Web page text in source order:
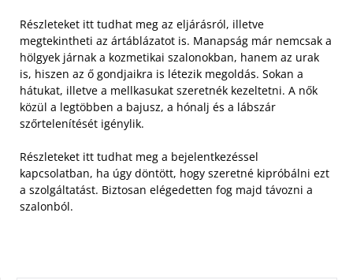
Részleteket itt tudhat meg az eljárásról, illetve
megtekintheti az ártáblázatot is. Manapság már nemcsak a
hölgyek járnak a kozmetikai szalonokban, hanem az urak
is, hiszen az ő gondjaikra is létezik megoldás. Sokan a
hátukat, illetve a mellkasukat szeretnék kezeltetni. A nők
közül a legtöbben a bajusz, a hónalj és a lábszár
szőrtelenítését igénylik.
Részleteket itt tudhat meg a bejelentkezéssel
kapcsolatban, ha úgy döntött, hogy szeretné kipróbálni ezt
a szolgáltatást. Biztosan elégedetten fog majd távozni a
szalonból.